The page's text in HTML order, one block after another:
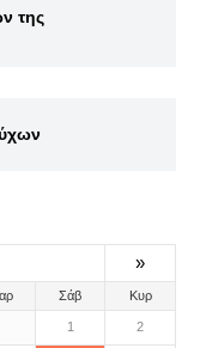
της
»
Σάβ Κυρ
1 2